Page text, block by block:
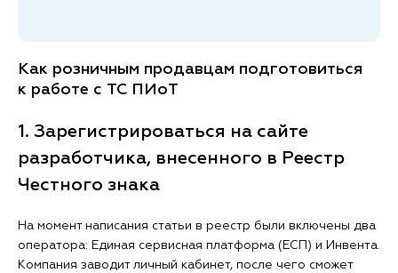
Как розничным продавцам подготовиться
к работе с ТС ПИоТ
1. Зарегистрироваться на сайте
разработчика, внесенного в Реестр
Честного знака
На момент написания статьи в реестр были включены два
оператора: Единая сервисная платформа (ЕСП) и Инвента.
Компания заводит личный кабинет, после чего сможет